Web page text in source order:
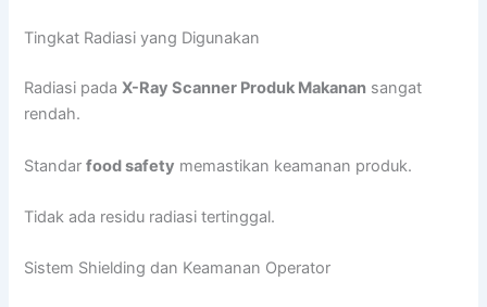
Tingkat Radiasi yang Digunakan
Radiasi padaX-Ray Scanner Produk Makanan sangat
rendah.
Standarfood safety memastikan keamanan produk.
Tidak ada residu radiasi tertinggal.
Sistem Shielding dan Keamanan Operator